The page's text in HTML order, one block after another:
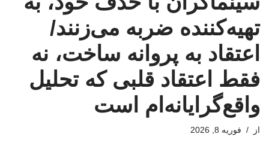
تهیه‌کننده ضربه می‌زنند/
اعتقاد به پروانه ساخت، نه
فقط اعتقاد قلبی که تحلیل
واقع‌گرایانه‌ام است
از فوریه 8, 2026